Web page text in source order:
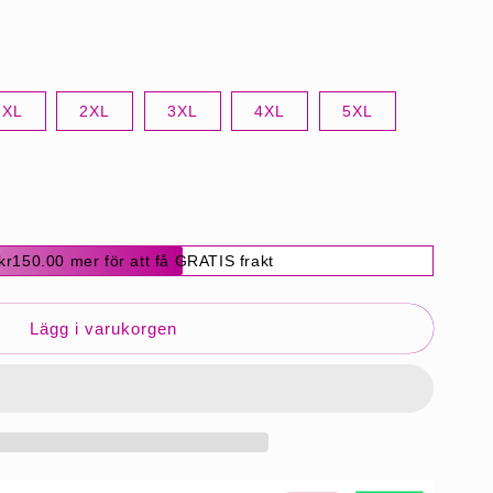
XL 2XL 3XL 4XL 5XL
mer för att få GRATIS frakt
Lägg i varukorgen